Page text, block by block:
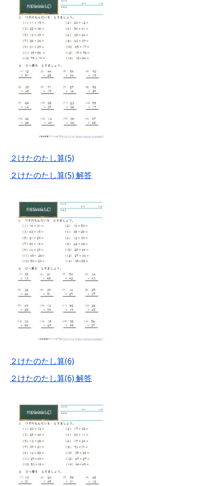
２けたのたし算(5)
２けたのたし算(5) 解答
２けたのたし算(6)
２けたのたし算(6) 解答